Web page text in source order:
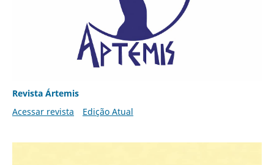
Revista Ártemis
Acessar revista
Edição Atual